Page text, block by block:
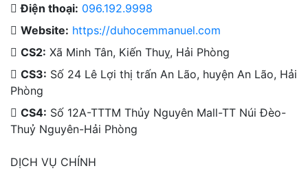
Điện thoại: 096.192.9998
Website: https://duhocemmanuel.com
CS2: Xã Minh Tân, Kiến Thuỵ, Hải Phòng
CS3: Số 24 Lê Lợi thị trấn An Lão, huyện An Lão, Hải
Phòng
CS4: Số 12A-TTTM Thủy Nguyên Mall-TT Núi Đèo-
Thuỷ Nguyên-Hải Phòng
DỊCH VỤ CHÍNH